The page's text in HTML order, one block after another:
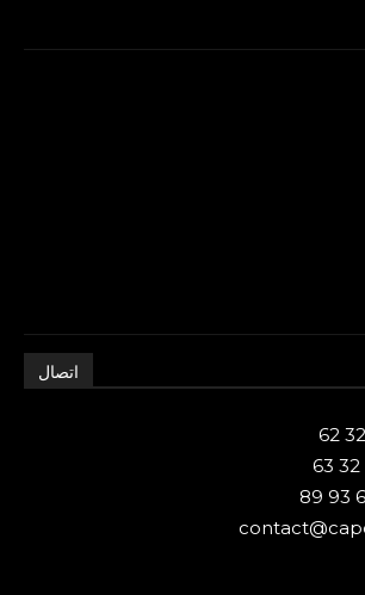
اتصال